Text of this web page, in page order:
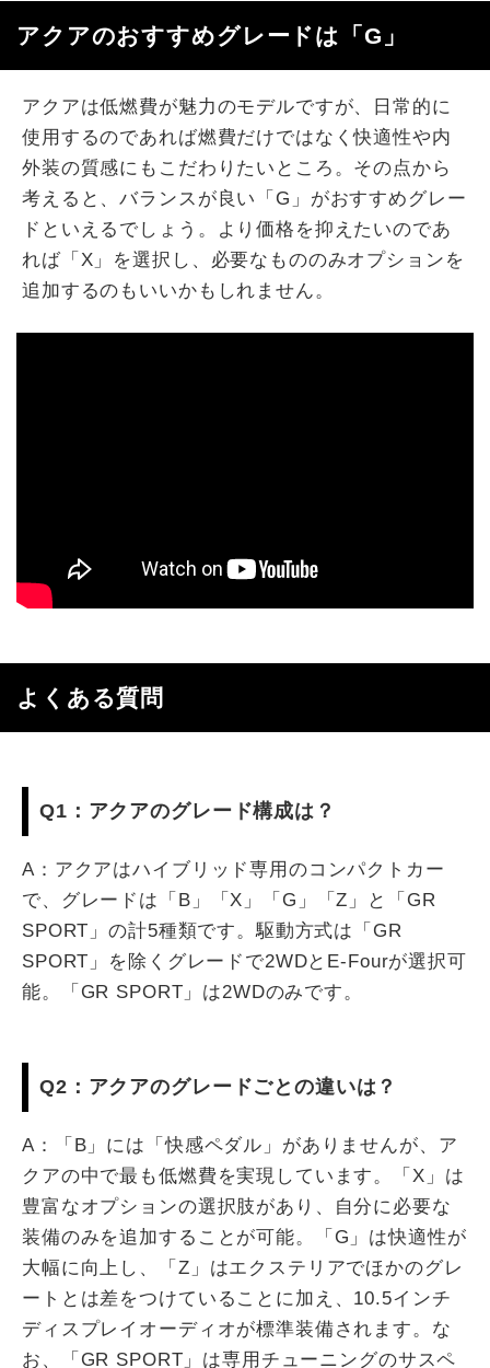
アクアのおすすめグレードは「G」
アクアは低燃費が魅力のモデルですが、日常的に
使用するのであれば燃費だけではなく快適性や内
外装の質感にもこだわりたいところ。その点から
考えると、バランスが良い「G」がおすすめグレー
ドといえるでしょう。より価格を抑えたいのであ
れば「X」を選択し、必要なもののみオプションを
追加するのもいいかもしれません。
よくある質問
Q1：アクアのグレード構成は？
A：アクアはハイブリッド専用のコンパクトカー
で、グレードは「B」「X」「G」「Z」と「GR
SPORT」の計5種類です。駆動方式は「GR
SPORT」を除くグレードで2WDとE-Fourが選択可
能。「GR SPORT」は2WDのみです。
Q2：アクアのグレードごとの違いは？
A：「B」には「快感ペダル」がありませんが、ア
クアの中で最も低燃費を実現しています。「X」は
豊富なオプションの選択肢があり、自分に必要な
装備のみを追加することが可能。「G」は快適性が
大幅に向上し、「Z」はエクステリアでほかのグレ
ートとは差をつけていることに加え、10.5インチ
ディスプレイオーディオが標準装備されます。な
お、「GR SPORT」は専用チューニングのサスペ